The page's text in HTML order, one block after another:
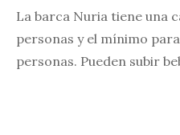
La barca Nuria tiene una
personas y el mínimo
personas. Pueden subir